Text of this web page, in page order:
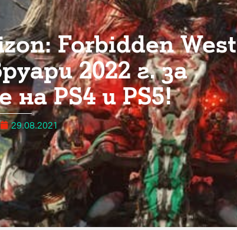
Forbidden West
2022 г. за
PS4 и PS5!
29.08.2021